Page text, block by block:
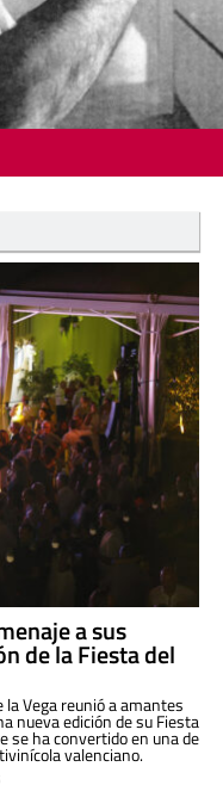
a sus
de la Fiesta del
la Vega reunió a amantes
nueva edición de su Fiesta
se ha convertido en una de
valenciano.